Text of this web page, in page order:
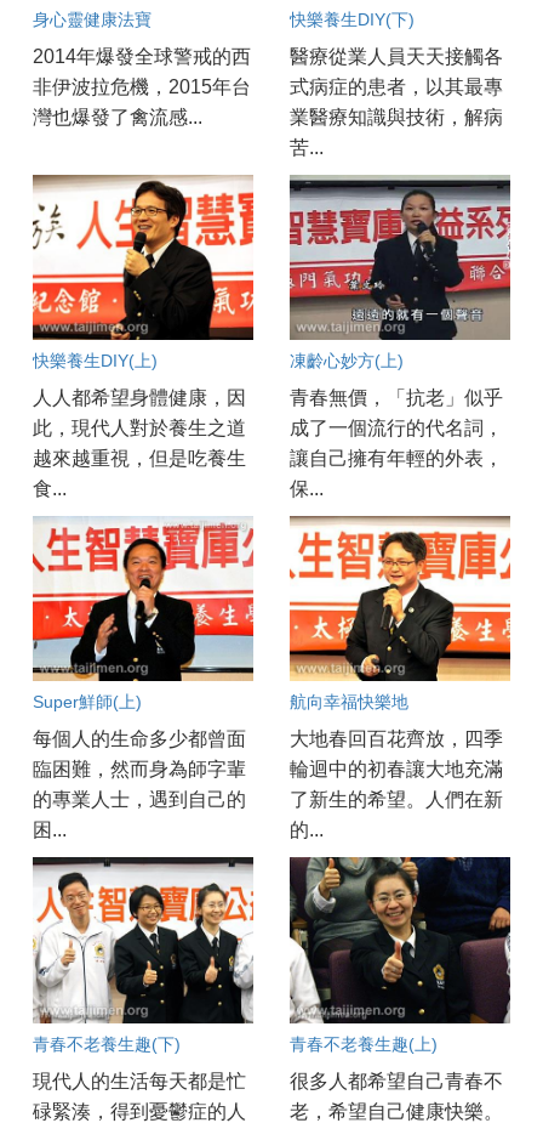
身心靈健康法寶
2014年爆發全球警戒的西
非伊波拉危機，2015年台
灣也爆發了禽流感...
快樂養生DIY(下)
醫療從業人員天天接觸各
式病症的患者，以其最專
業醫療知識與技術，解病
苦...
快樂養生DIY(上)
人人都希望身體健康，因
此，現代人對於養生之道
越來越重視，但是吃養生
食...
凍齡心妙方(上)
青春無價，「抗老」似乎
成了一個流行的代名詞，
讓自己擁有年輕的外表，
保...
Super鮮師(上)
每個人的生命多少都曾面
臨困難，然而身為師字輩
的專業人士，遇到自己的
困...
航向幸福快樂地
大地春回百花齊放，四季
輪迴中的初春讓大地充滿
了新生的希望。人們在新
的...
青春不老養生趣(下)
現代人的生活每天都是忙
碌緊湊，得到憂鬱症的人
青春不老養生趣(上)
很多人都希望自己青春不
老，希望自己健康快樂。